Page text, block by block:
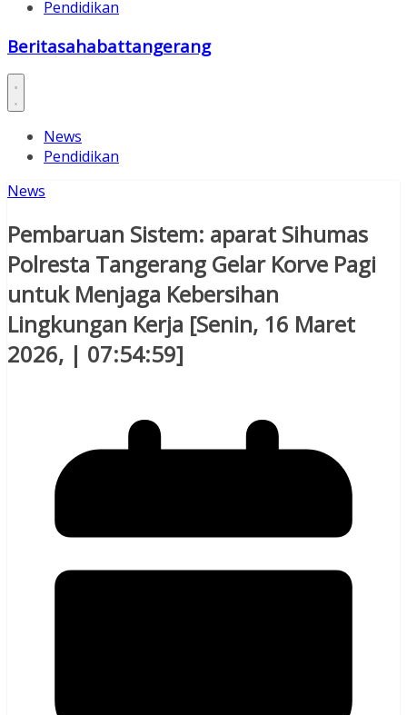
Pendidikan
Beritasahabattangerang
News
Pendidikan
News
Pembaruan Sistem: aparat Sihumas
Polresta Tangerang Gelar Korve Pagi
untuk Menjaga Kebersihan
Lingkungan Kerja [Senin, 16 Maret
2026, | 07:54:59]